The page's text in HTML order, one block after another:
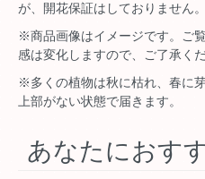
が、開花保証はしておりません
※商品画像はイメージです。ご
感は変化しますので、ご了承くだ
※多くの植物は秋に枯れ、春に
上部がない状態で届きます。
あなたにおす